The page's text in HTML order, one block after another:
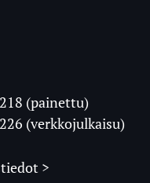
(painettu)
(verkkojulkaisu)
>